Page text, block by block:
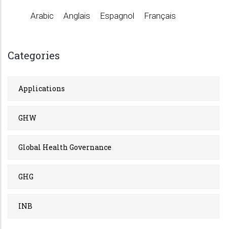
Arabic Anglais Espagnol Français
Categories
Applications
GHW
Global Health Governance
GHG
INB